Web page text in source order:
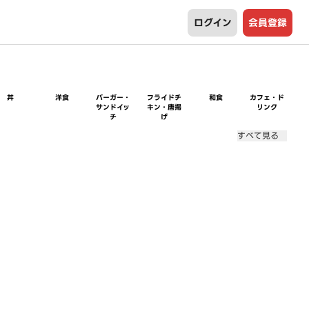
ログイン 会員登録
丼 洋食
バーガー・
サンドイッ
チ
フライドチ
キン・唐揚
げ
和食
カフェ・ド
リンク
すべて見る